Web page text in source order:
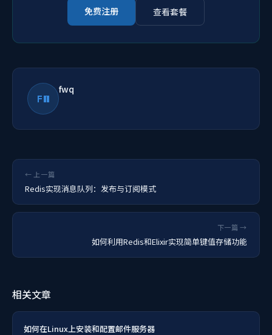
免费注册 查看套餐
FW
fwq
← 上一篇
Redis实现消息队列：发布与订阅模式
下一篇 →
如何利用Redis和Elixir实现简单键值存储功能
相关文章
如何在Linux上安装和配置邮件服务器